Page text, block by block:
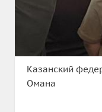
Казанский
Омана